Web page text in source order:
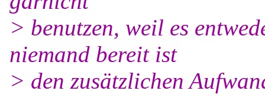
> benutzen, weil es
niemand bereit ist
> den zusätzlichen